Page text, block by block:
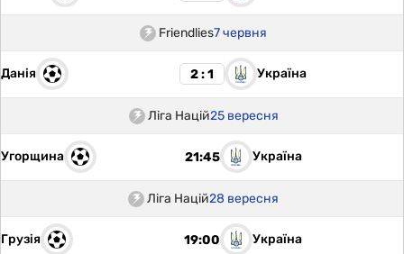
Friendlies7 червня
Данія 2 : 1 Україна
Ліга Націй25 вересня
Угорщина 21:45 Україна
Ліга Націй28 вересня
Грузія 19:00 Україна